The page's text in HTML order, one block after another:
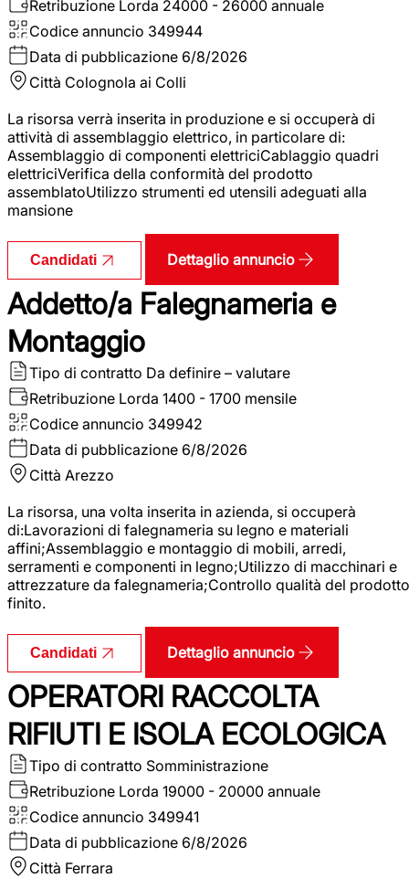
Retribuzione Lorda 24000 - 26000 annuale
Codice annuncio 349944
Data di pubblicazione 6/8/2026
Città Colognola ai Colli
La risorsa verrà inserita in produzione e si occuperà di
attività di assemblaggio elettrico, in particolare di:
Assemblaggio di componenti elettriciCablaggio quadri
elettriciVerifica della conformità del prodotto
assemblatoUtilizzo strumenti ed utensili adeguati alla
mansione
Candidati Dettaglio annuncio
Addetto/a Falegnameria e
Montaggio
Tipo di contratto Da definire – valutare
Retribuzione Lorda 1400 - 1700 mensile
Codice annuncio 349942
Data di pubblicazione 6/8/2026
Città Arezzo
La risorsa, una volta inserita in azienda, si occuperà
di:Lavorazioni di falegnameria su legno e materiali
affini;Assemblaggio e montaggio di mobili, arredi,
serramenti e componenti in legno;Utilizzo di macchinari e
attrezzature da falegnameria;Controllo qualità del prodotto
finito.
Candidati Dettaglio annuncio
OPERATORI RACCOLTA
RIFIUTI E ISOLA ECOLOGICA
Tipo di contratto Somministrazione
Retribuzione Lorda 19000 - 20000 annuale
Codice annuncio 349941
Data di pubblicazione 6/8/2026
Città Ferrara